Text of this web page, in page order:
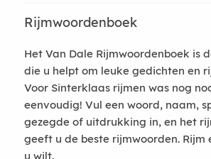
Rijmwoordenboek
Het Van Dale Rijmwoordenboek is
die u helpt om leuke gedichten en
Voor Sinterklaas rijmen was nog
eenvoudig! Vul een woord, naam,
gezegde of uitdrukking in, en het
geeft u de beste rijmwoorden. Rijm
u wilt.